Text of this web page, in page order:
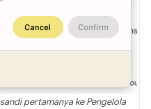
pertamanya ke Pengelola